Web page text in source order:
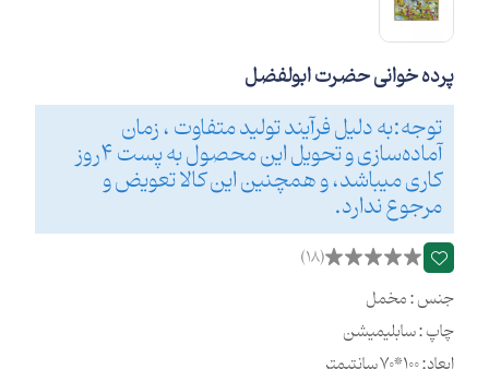
پرده خوانی حضرت ابولفضل
توجه:به دلیل فرآیند تولید متفاوت ، زمان
آماده‌سازی و تحویل این محصول به پست 4روز
کاری میباشد، و همچنین این کالا تعویض و
مرجوع ندارد.
(18)
جنس : مخمل
چاپ : سابلیمیشن